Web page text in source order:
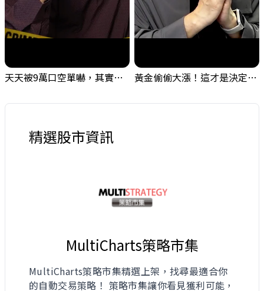
天天被9萬口空單嚇，其實你盯錯地方了｜Mr.Jimmy高志銘 #台股 #外資期貨 #融資 黃金偷偷大漲！這才是決定台股生死的「真風向球」！｜Mr.Jimmy高志銘 #黃金 #美元指數 #聯準會
精選股市資訊
MultiCharts策略市集
MultiCharts策略市集精選上架，找尋最適合你
的自動交易策略！ 策略市集讓你看見獲利可能，